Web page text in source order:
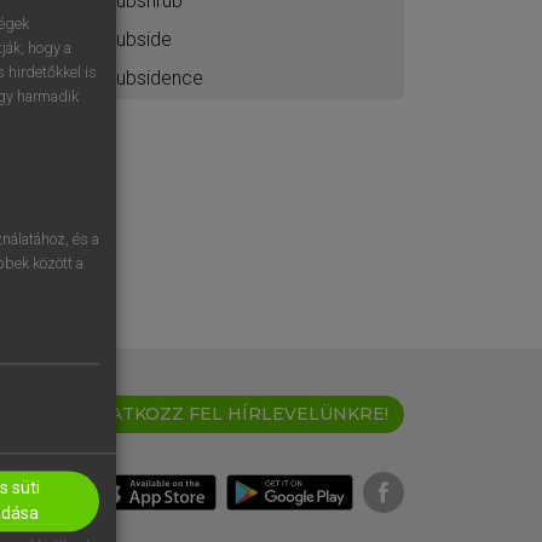
subside
subsidence
IRATKOZZ FEL HÍRLEVELÜNKRE!
hogy a
hirdetőkkel is
harmadik
és a
között a
süti